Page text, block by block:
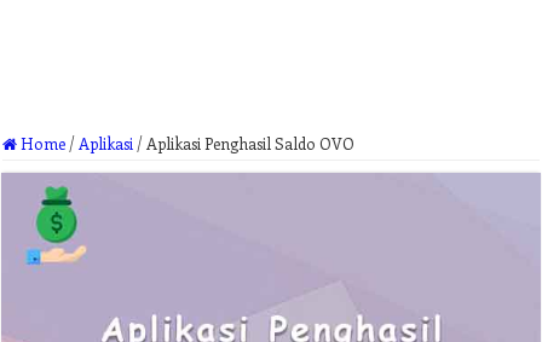
Home / Aplikasi / Aplikasi Penghasil Saldo OVO